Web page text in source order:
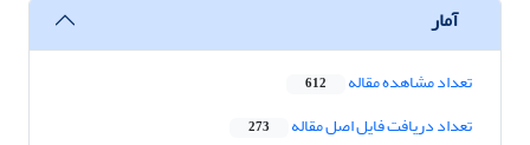
آمار
تعداد مشاهده مقاله 612
تعداد دریافت فایل اصل مقاله 273